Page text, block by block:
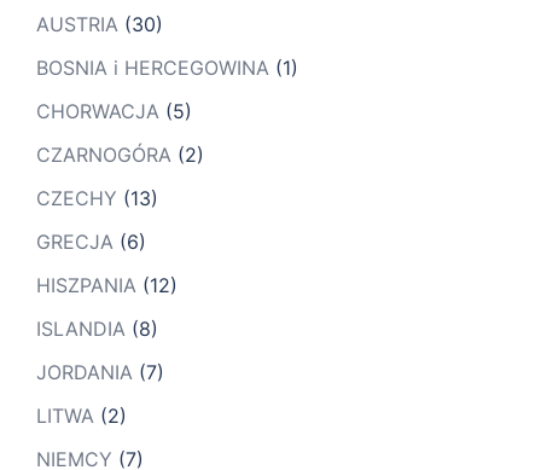
AUSTRIA (30)
BOSNIA i HERCEGOWINA (1)
CHORWACJA (5)
CZARNOGÓRA (2)
CZECHY (13)
GRECJA (6)
HISZPANIA (12)
ISLANDIA (8)
JORDANIA (7)
LITWA (2)
NIEMCY (7)